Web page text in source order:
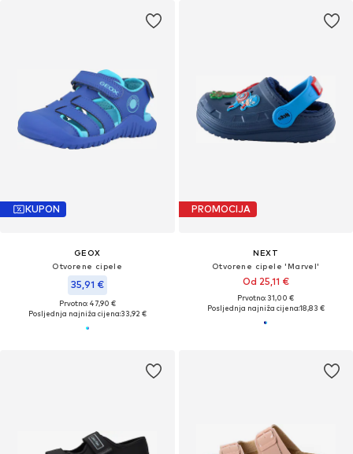
KUPON
GEOX
Otvorene cipele
35,91 €
Prvotno: 47,90 €
Posljednja najniža cijena:33,92 €
PROMOCIJA
NEXT
Otvorene cipele 'Marvel'
Od 25,11 €
Prvotno: 31,00 €
Posljednja najniža cijena:18,83 €